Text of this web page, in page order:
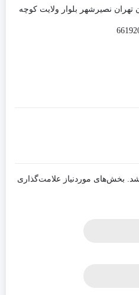
تهران نصیرشهر بلوار ولایت کوچه
بخش‌های موردنیاز علامت‌گذاری